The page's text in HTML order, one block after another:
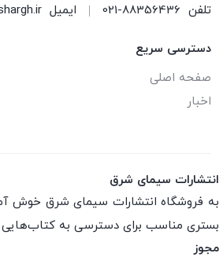
تلفن 021-88356436 ایمیل
دسترسی سریع
صفحه اصلی
اخبار
انتشارات سیمای شرق
به فروشگاه انتشارات سیمای شرق خوش
بستری مناسب برای دسترسی به
مجوز